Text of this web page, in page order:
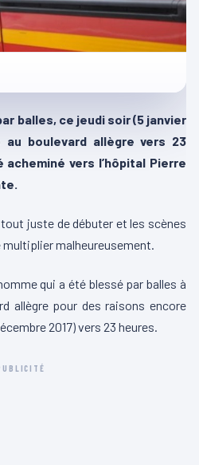
balles, ce jeudi soir (5 janvier
au boulevard allègre vers 23
vers l’hôpital Pierre
tout juste de débuter et les scènes
malheureusement.
qui a été blessé par balles à
allègre pour des raisons encore
2017) vers 23 heures.